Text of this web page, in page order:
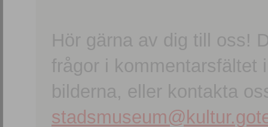
Hör gärna av dig till oss!
frågor i kommentarsfältet
bilderna, eller kontakta